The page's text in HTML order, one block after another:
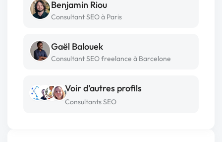
Benjamin Riou
Consultant SEO à Paris
Gaël Balouek
Consultant SEO freelance à Barcelone
Voir d’autres profils
Consultants SEO